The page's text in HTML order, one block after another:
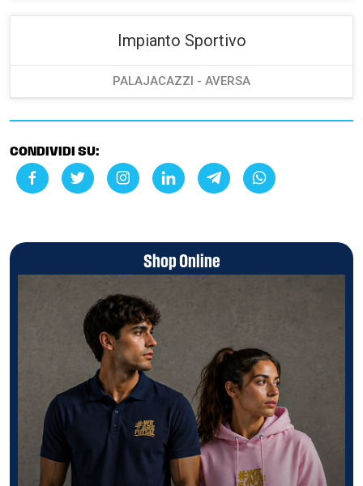
Impianto Sportivo
PALAJACAZZI - AVERSA
CONDIVIDI SU:
Shop Online